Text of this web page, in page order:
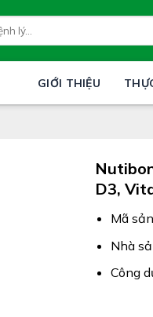
GIỚI THIỆU
D3,
Mã
Nhà
Công